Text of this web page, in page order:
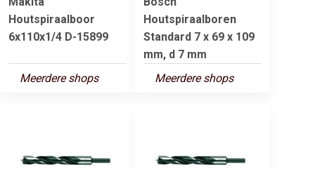
Houtspiraalboor
6x110x1/4 D-15899
Meerdere shops
Houtspiraalboren
Standard 7 x 69 x 109
mm, d 7 mm
Meerdere shops